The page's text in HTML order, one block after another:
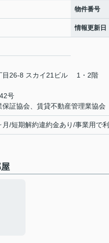
物件番号
情報更新日
目26-8 スカイ21ビル 1・2階
号
証協会、賃貸不動産管理業協会
/短期解約違約金あり/事業用で